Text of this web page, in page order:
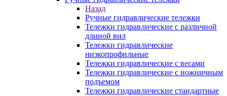
Назад
Ручные гидравлические тележки
Тележки гидравлические с различной
длиной вил
Тележки гидравлические
низкопрофильные
Тележки гидравлические с весами
Тележки гидравлические с ножничным
подъемом
Тележки гидравлические стандартные